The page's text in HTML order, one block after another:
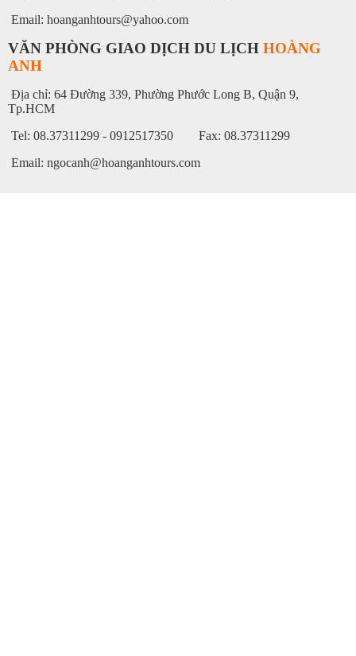
Email: hoanganhtours@yahoo.com
VĂN PHÒNG GIAO DỊCH DU LỊCH HOÀNG
ANH
Địa chỉ: 64 Đường 339, Phường Phước Long B, Quận 9,
Tp.HCM
Tel: 08.37311299 - 0912517350 Fax: 08.37311299
Email: ngocanh@hoanganhtours.com